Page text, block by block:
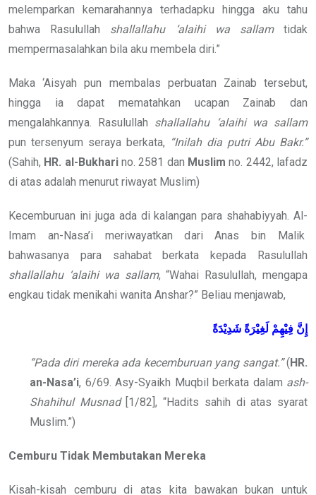
melemparkan kemarahannya terhadapku hingga aku tahu
bahwa Rasulullah shallallahu ‘alaihi wa sallamtidak
mempermasalahkan bila aku membela diri.”
Maka ‘Aisyah pun membalas perbuatan Zainab tersebut,
hingga ia dapat mematahkan ucapan Zainab dan
mengalahkannya. Rasulullah shallallahu ‘alaihi wa sallam
pun tersenyum seraya berkata, “Inilah dia putri Abu Bakr.”
(Sahih, HR. al-Bukharino. 2581 dan Muslim no. 2442, lafadz
di atas adalah menurut riwayat Muslim)
Kecemburuan ini juga ada di kalangan para shahabiyyah. Al-
Imam an-Nasa’i meriwayatkan dari Anas bin Malik
bahwasanya para sahabat berkata kepada Rasulullah
shallallahu ‘alaihi wa sallam, “Wahai Rasulullah, mengapa
engkau tidak menikahi wanita Anshar?” Beliau menjawab,
إِنَّ فِيْهِمْ لَغِيْرَةً شَدِيْدَةً
“Pada diri mereka ada kecemburuan yang sangat.”(HR.
an-Nasa’i, 6/69. Asy-Syaikh Muqbil berkata dalam ash-
Shahihul Musnad[1/82], “Hadits sahih di atas syarat
Muslim.”)
Cemburu Tidak Membutakan Mereka
Kisah-kisah cemburu di atas kita bawakan bukan untuk